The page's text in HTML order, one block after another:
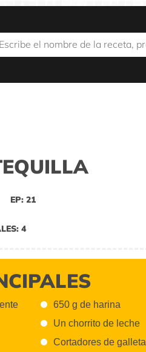
EP: 21
4
650 g de harina
Un chorrito de leche
Cortadores de galleta